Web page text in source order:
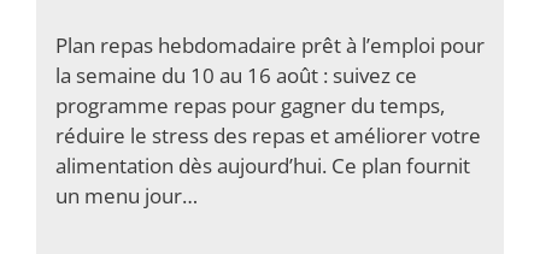
Plan repas hebdomadaire prêt à l’emploi pour
la semaine du 10 au 16 août : suivez ce
programme repas pour gagner du temps,
réduire le stress des repas et améliorer votre
alimentation dès aujourd’hui. Ce plan fournit
un menu jour…